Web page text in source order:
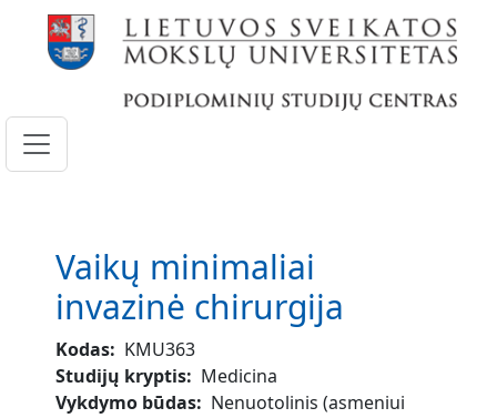
Pereiti į pagrindinį turinį
Vaikų minimaliai
invazinė chirurgija
Kodas
KMU363
Studijų kryptis
Medicina
Vykdymo būdas
Nenuotolinis (asmeniui